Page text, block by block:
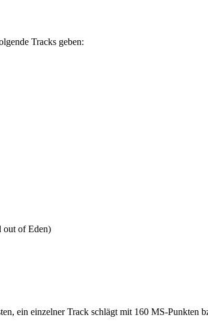
Tracks geben:
out of Eden)
ein einzelner Track schlägt mit 160 MS-Punkten